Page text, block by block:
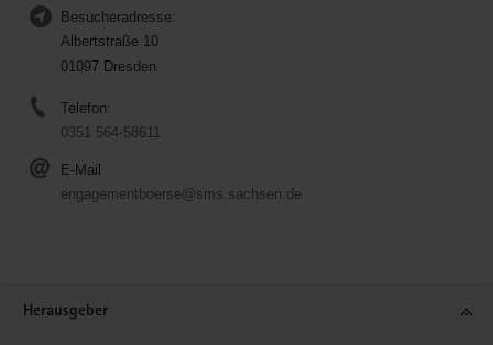
Besucheradresse:
Albertstraße 10
01097 Dresden
Telefon:
0351 564-58611
E-Mail
engagementboerse@sms.sachsen.de
Herausgeber